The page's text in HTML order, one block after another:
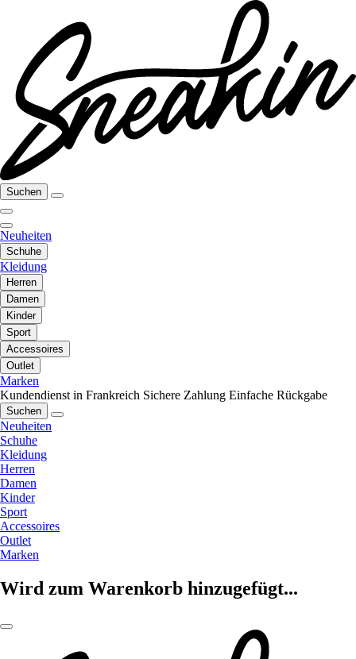
Suchen
Neuheiten
Schuhe
Kleidung
Herren
Damen
Kinder
Sport
Accessoires
Outlet
Marken
Kundendienst in Frankreich Sichere Zahlung Einfache Rückgabe
Suchen
Neuheiten
Schuhe
Kleidung
Herren
Damen
Kinder
Sport
Accessoires
Outlet
Marken
Wird zum Warenkorb hinzugefügt...